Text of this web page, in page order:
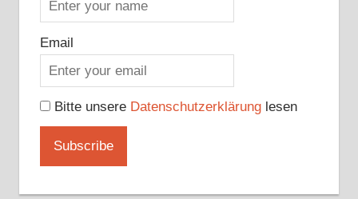
Email
Bitte unsere Datenschutzerklärunglesen